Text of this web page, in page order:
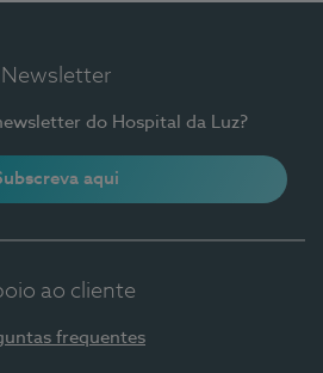
Newsletter
do Hospital da Luz?
aqui
ao cliente
frequentes